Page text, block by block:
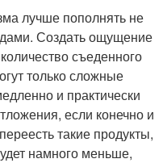
лучше пополнять не
Создать ощущение
съеденного
только сложные
и практически
если конечно и
такие продукты,
намного меньше,